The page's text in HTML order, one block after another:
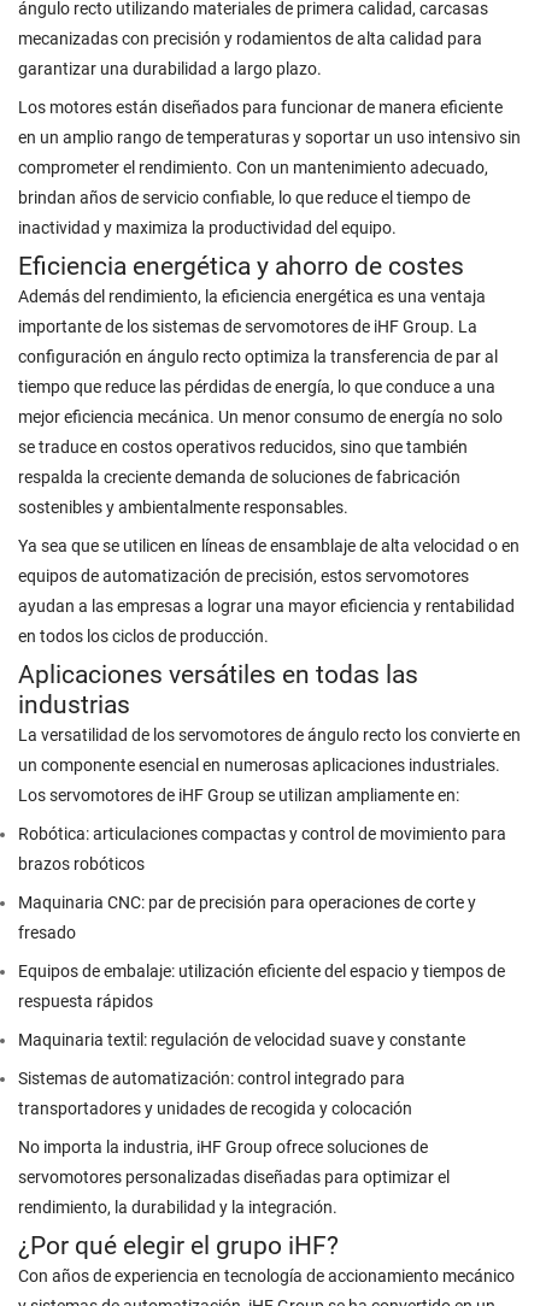
ángulo recto utilizando materiales de primera calidad, carcasas
mecanizadas con precisión y rodamientos de alta calidad para
garantizar una durabilidad a largo plazo.
Los motores están diseñados para funcionar de manera eficiente
en un amplio rango de temperaturas y soportar un uso intensivo sin
comprometer el rendimiento. Con un mantenimiento adecuado,
brindan años de servicio confiable, lo que reduce el tiempo de
inactividad y maximiza la productividad del equipo.
Eficiencia energética y ahorro de costes
Además del rendimiento, la eficiencia energética es una ventaja
importante de los sistemas de servomotores de iHF Group. La
configuración en ángulo recto optimiza la transferencia de par al
tiempo que reduce las pérdidas de energía, lo que conduce a una
mejor eficiencia mecánica. Un menor consumo de energía no solo
se traduce en costos operativos reducidos, sino que también
respalda la creciente demanda de soluciones de fabricación
sostenibles y ambientalmente responsables.
Ya sea que se utilicen en líneas de ensamblaje de alta velocidad o en
equipos de automatización de precisión, estos servomotores
ayudan a las empresas a lograr una mayor eficiencia y rentabilidad
en todos los ciclos de producción.
Aplicaciones versátiles en todas las
industrias
La versatilidad de los servomotores de ángulo recto los convierte en
un componente esencial en numerosas aplicaciones industriales.
Los servomotores de iHF Group se utilizan ampliamente en:
Robótica: articulaciones compactas y control de movimiento para
brazos robóticos
Maquinaria CNC: par de precisión para operaciones de corte y
fresado
Equipos de embalaje: utilización eficiente del espacio y tiempos de
respuesta rápidos
Maquinaria textil: regulación de velocidad suave y constante
Sistemas de automatización: control integrado para
transportadores y unidades de recogida y colocación
No importa la industria, iHF Group ofrece soluciones de
servomotores personalizadas diseñadas para optimizar el
rendimiento, la durabilidad y la integración.
¿Por qué elegir el grupo iHF?
Con años de experiencia en tecnología de accionamiento mecánico